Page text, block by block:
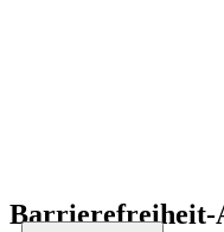
Barrierefreiheit-